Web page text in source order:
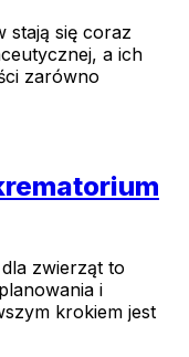
stają się coraz
a ich
zarówno
zwierząt to
i
krokiem jest